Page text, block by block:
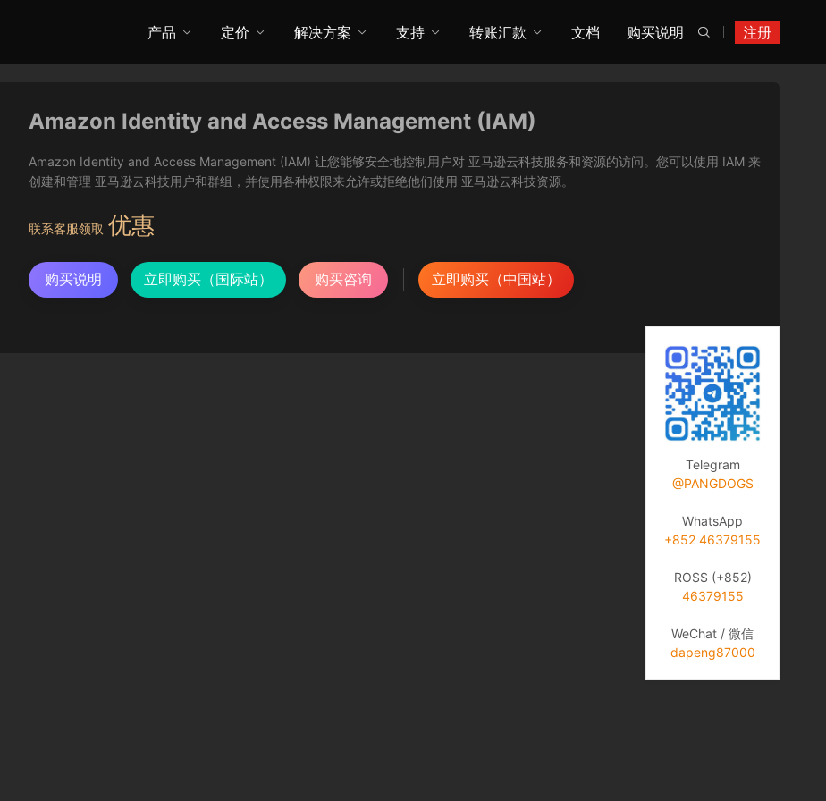
注册

产品 定价 解决方案 支持 转账汇款 文档 购买说明
Amazon Identity and Access Management (IAM)
Amazon Identity and Access Management (IAM) 让您能够安全地控制用户对 亚马逊云科技服务和资源的访问。您可以使用 IAM 来
创建和管理 亚马逊云科技用户和群组，并使用各种权限来允许或拒绝他们使用 亚马逊云科技资源。
联系客服领取 优惠
购买说明 立即购买（国际站） 购买咨询 立即购买（中国站）
Telegram
@PANGDOGS
WhatsApp
+852 46379155
ROSS (+852)
46379155
WeChat / 微信
dapeng87000